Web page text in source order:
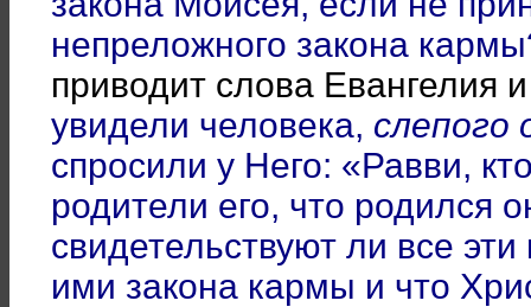
непреложного закона
приводит слова Евангелия
увидели человека, слепого
спросили у Него: «Равви,
родители его, что родился
свидетельствуют ли все
ими закона кармы и что